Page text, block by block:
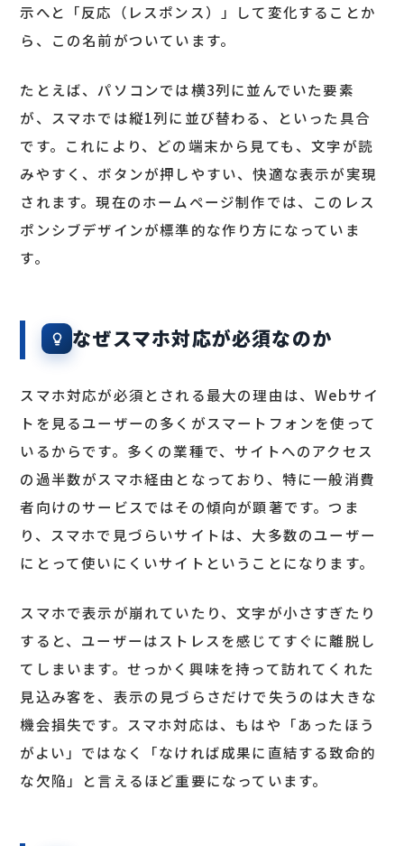
示へと「反応（レスポンス）」して変化することか
ら、この名前がついています。
たとえば、パソコンでは横3列に並んでいた要素
が、スマホでは縦1列に並び替わる、といった具合
です。これにより、どの端末から見ても、文字が読
みやすく、ボタンが押しやすい、快適な表示が実現
されます。現在のホームページ制作では、このレス
ポンシブデザインが標準的な作り方になっていま
す。
なぜスマホ対応が必須なのか
スマホ対応が必須とされる最大の理由は、Webサイ
トを見るユーザーの多くがスマートフォンを使って
いるからです。多くの業種で、サイトへのアクセス
の過半数がスマホ経由となっており、特に一般消費
者向けのサービスではその傾向が顕著です。つま
り、スマホで見づらいサイトは、大多数のユーザー
にとって使いにくいサイトということになります。
スマホで表示が崩れていたり、文字が小さすぎたり
すると、ユーザーはストレスを感じてすぐに離脱し
てしまいます。せっかく興味を持って訪れてくれた
見込み客を、表示の見づらさだけで失うのは大きな
機会損失です。スマホ対応は、もはや「あったほう
がよい」ではなく「なければ成果に直結する致命的
な欠陥」と言えるほど重要になっています。